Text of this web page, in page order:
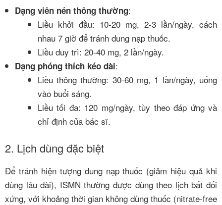
Dạng viên nén thông thường:
Liều khởi đầu: 10-20 mg, 2-3 lần/ngày, cách
nhau 7 giờ để tránh dung nạp thuốc.
Liều duy trì: 20-40 mg, 2 lần/ngày.
Dạng phóng thích kéo dài:
Liều thông thường: 30-60 mg, 1 lần/ngày, uống
vào buổi sáng.
Liều tối đa: 120 mg/ngày, tùy theo đáp ứng và
chỉ định của bác sĩ.
2. Lịch dùng đặc biệt
Để tránh hiện tượng dung nạp thuốc (giảm hiệu quả khi
dùng lâu dài), ISMN thường được dùng theo lịch bất đối
xứng, với khoảng thời gian không dùng thuốc (nitrate-free